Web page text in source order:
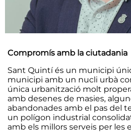
Compromís amb la ciutadania
Sant Quintí és un municipi
municipi amb un nucli urbà
única urbanització molt
amb desenes de masies,
abandonades amb el pas del
un polígon industrial
amb els millors serveis per les